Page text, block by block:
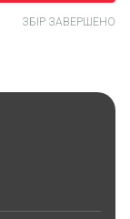
ЗБІР ЗАВЕРШЕНО